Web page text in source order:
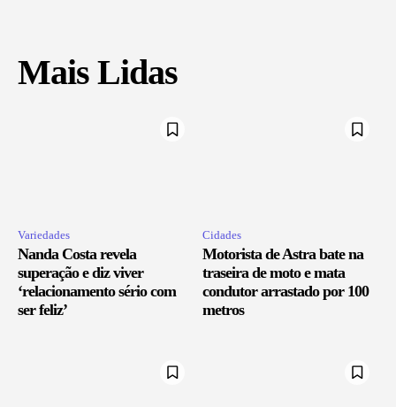
Mais Lidas
Variedades
Nanda Costa revela
superação e diz viver
‘relacionamento sério com
ser feliz’
Cidades
Motorista de Astra bate na
traseira de moto e mata
condutor arrastado por 100
metros